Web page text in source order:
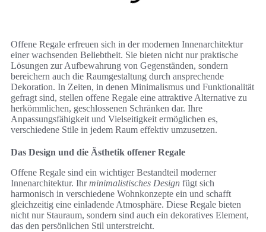
Offene Regale erfreuen sich in der modernen Innenarchitektur
einer wachsenden Beliebtheit. Sie bieten nicht nur praktische
Lösungen zur Aufbewahrung von Gegenständen, sondern
bereichern auch die Raumgestaltung durch ansprechende
Dekoration. In Zeiten, in denen Minimalismus und Funktionalität
gefragt sind, stellen offene Regale eine attraktive Alternative zu
herkömmlichen, geschlossenen Schränken dar. Ihre
Anpassungsfähigkeit und Vielseitigkeit ermöglichen es,
verschiedene Stile in jedem Raum effektiv umzusetzen.
Das Design und die Ästhetik offener Regale
Offene Regale sind ein wichtiger Bestandteil moderner
Innenarchitektur. Ihrminimalistisches Design fügt sich
harmonisch in verschiedene Wohnkonzepte ein und schafft
gleichzeitig eine einladende Atmosphäre. Diese Regale bieten
nicht nur Stauraum, sondern sind auch ein dekoratives Element,
das den persönlichen Stil unterstreicht.